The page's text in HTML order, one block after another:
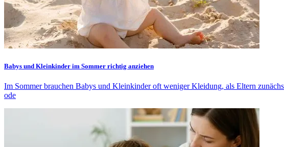
Babys und Kleinkinder im Sommer richtig anziehen
Im Sommer brauchen Babys und Kleinkinder oft weniger Kleidung, als Eltern
ode